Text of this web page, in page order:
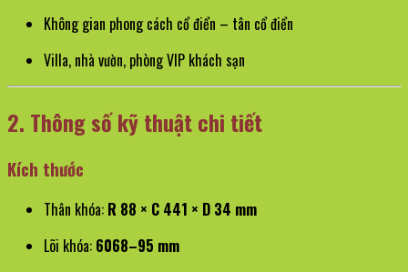
Không gian phong cách cổ điển – tân cổ điển
Villa, nhà vườn, phòng VIP khách sạn
2. Thông số kỹ thuật chi tiết
Kích thước
Thân khóa: R 88 × C 441 × D 34 mm
Lõi khóa: 6068–95 mm